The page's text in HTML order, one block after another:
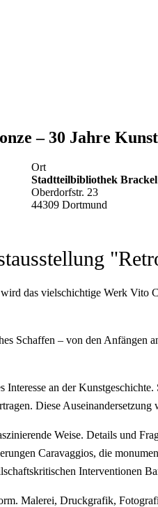
– 30 Jahre Kunst
Ort
Stadtteilbibliothek Brackel
Oberdorfstr. 23
44309 Dortmund
das vielschichtige Werk
Schaffen – von den
an der
Diese Auseinandersetzung
Weise. Details und
Caravaggios, die
Interventionen
Malerei, Druckgrafik,